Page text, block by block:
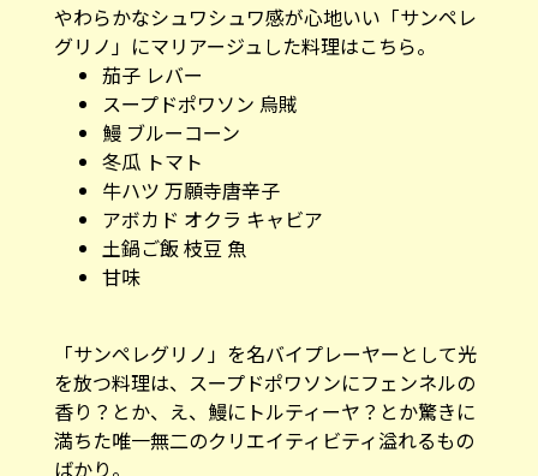
やわらかなシュワシュワ感が心地いい「サンペレ
グリノ」にマリアージュした料理はこちら。
茄子 レバー
スープドポワソン 烏賊
鰻 ブルーコーン
冬瓜 トマト
牛ハツ 万願寺唐辛子
アボカド オクラ キャビア
土鍋ご飯 枝豆 魚
甘味
「サンペレグリノ」を名バイプレーヤーとして光
を放つ料理は、スープドポワソンにフェンネルの
香り？とか、え、鰻にトルティーヤ？とか驚きに
満ちた唯一無二のクリエイティビティ溢れるもの
ばかり。